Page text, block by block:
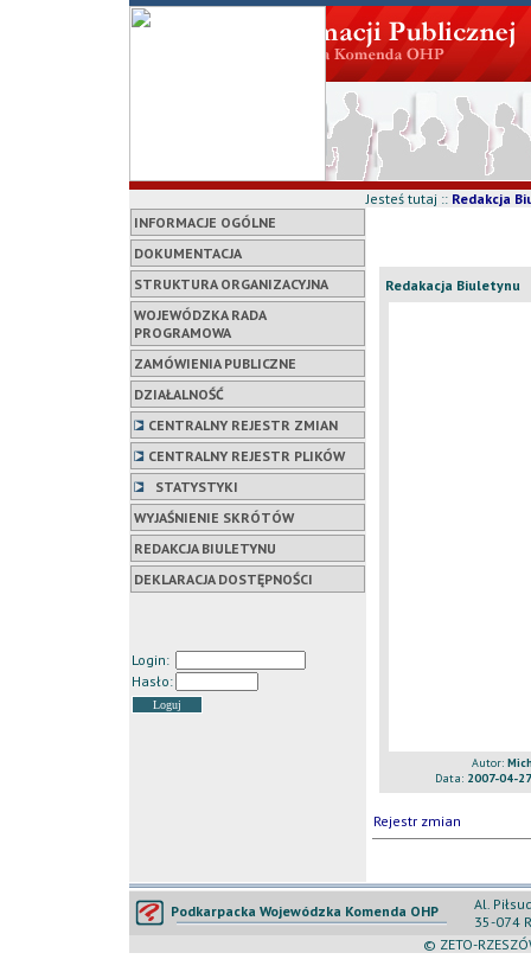
INFORMACJE OGÓLNE
DOKUMENTACJA
STRUKTURA ORGANIZACYJNA
WOJEWÓDZKA RADA
PROGRAMOWA
ZAMÓWIENIA PUBLICZNE
DZIAŁALNOŚĆ
CENTRALNY REJESTR ZMIAN
CENTRALNY REJESTR PLIKÓW
STATYSTYKI
WYJAŚNIENIE SKRÓTÓW
REDAKCJA BIULETYNU
DEKLARACJA DOSTĘPNOŚCI
Login:
Hasło:
Jesteś tutaj :: Redakcja
Redakacja Biuletynu
Autor:
Data: 2007-04-
Rejestr zmian
Podkarpacka Wojewódzka Komenda OHP
Al.
35-074
© ZETO-